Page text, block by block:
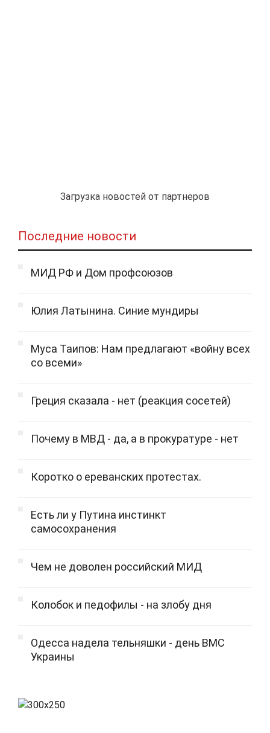
Загрузка новостей от партнеров
Последние новости
МИД РФ и Дом профсоюзов
Юлия Латынина. Синие мундиры
Муса Таипов: Нам предлагают «войну всех
со всеми»
Греция сказала - нет (реакция сосетей)
Почему в МВД - да, а в прокуратуре - нет
Коротко о ереванских протестах.
Есть ли у Путина инстинкт
самосохранения
Чем не доволен российский МИД
Колобок и педофилы - на злобу дня
Одесса надела тельняшки - день ВМС
Украины